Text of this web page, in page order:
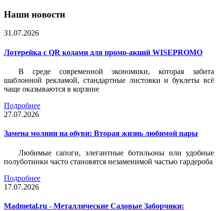
Наши новости
31.07.2026
Лотерейка c QR кодами для промо-акций WISEPROMO
В среде современной экономики, которая забита
шаблонной рекламой, стандартные листовки и буклеты всё
чаще оказываются в корзине
Подробнее
27.07.2026
Замена молнии на обуви: Вторая жизнь любимой пары
Любимые сапоги, элегантные ботильоны или удобные
полуботинки часто становятся незаменимой частью гардероба
Подробнее
17.07.2026
Madmetal.ru - Металлические Садовые Заборчики: